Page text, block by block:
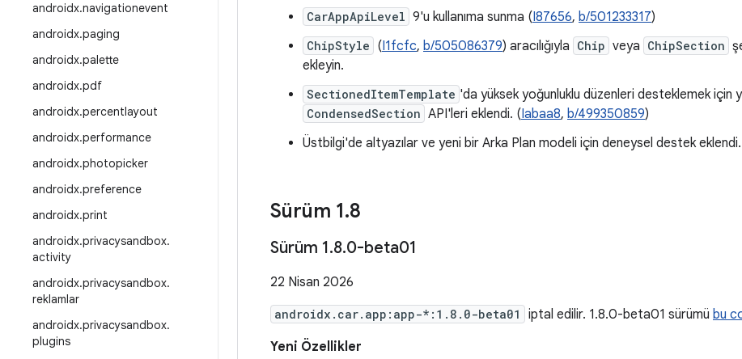
androidx.navigationevent
androidx.paging
androidx.palette
androidx.pdf
androidx.percentlayout
androidx.performance
androidx.photopicker
androidx.preference
androidx.print
androidx.privacysandbox.
activity
androidx.privacysandbox.
reklamlar
androidx.privacysandbox.
plugins
CarAppApiLevel 9'u kullanıma sunma (I87656, b/501233317)
ChipStyle (I1fcfc, b/505086379) aracılığıyla Chip veya ChipSection
ekleyin.
SectionedItemTemplate 'da yüksek yoğunluklu düzenleri desteklemek için
CondensedSection API'leri eklendi. (Iabaa8, b/499350859)
Üstbilgi'de altyazılar ve yeni bir Arka Plan modeli için deneysel destek
Sürüm 1.8
Sürüm 1.8.0-beta01
22 Nisan 2026
androidx.car.app:app-*:1.8.0-beta01 iptal edilir. 1.8.0-beta01 sürümü bu
Yeni Özellikler